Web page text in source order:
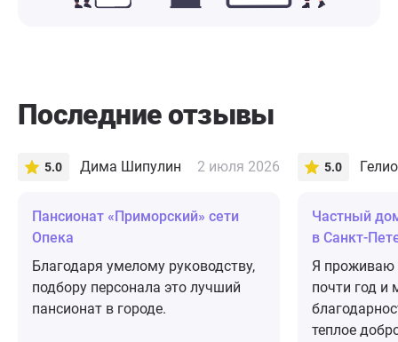
Последние отзывы
5.0 Дима Шипулин 2 июля 2026
Пансионат «Приморский» сети
Опека
Благодаря умелому руководству,
подбору персонала это лучший
пансионат в городе.
5.0
Частный
в Санкт-
Я проживаю
почти год и
теплое